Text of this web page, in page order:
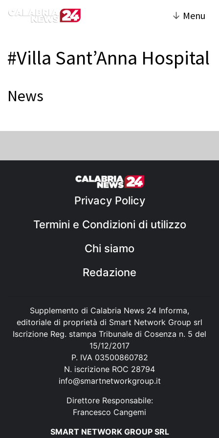
↓ Menu
#Villa Sant’Anna Hospital
News
Privacy Policy
Termini e Condizioni di utilizzo
Chi siamo
Redazione
Supplemento di Calabria News 24 Informa,
editoriale di proprietà di Smart Network Group srl
Iscrizione Reg. stampa Tribunale di Cosenza n. 5 del
15/12/2017
P. IVA 03500860782
N. iscrizione ROC 28794
info@smartnetworkgroup.it
Direttore Responsabile:
Francesco Cangemi
SMART NETWORK GROUP SRL